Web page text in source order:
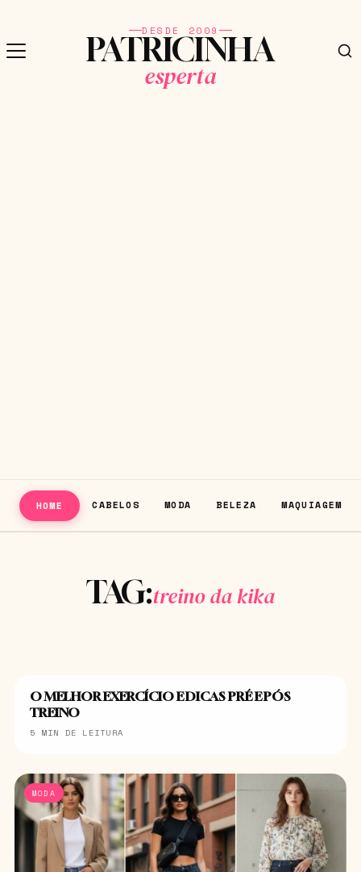
DESDE 2009
PATRICINHA
esperta
HOME CABELOS MODA BELEZA MAQUIAGEM
TAG:treino da kika
BELEZA
O MELHOR EXERCÍCIO E DICAS PRÉ E PÓS
TREINO
5 MIN DE LEITURA
MODA